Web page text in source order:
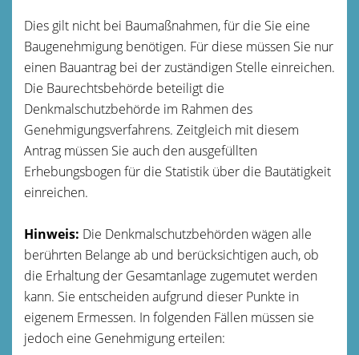
Dies gilt nicht bei Baumaßnahmen, für die Sie eine
Baugenehmigung benötigen. Für diese müssen Sie nur
einen Bauantrag bei der zuständigen Stelle einreichen.
Die Baurechtsbehörde beteiligt die
Denkmalschutzbehörde im Rahmen des
Genehmigungsverfahrens. Zeitgleich mit diesem
Antrag müssen Sie auch den ausgefüllten
Erhebungsbogen für die Statistik über die Bautätigkeit
einreichen.
Hinweis: Die Denkmalschutzbehörden wägen alle
berührten Belange ab und berücksichtigen auch, ob
die Erhaltung der Gesamtanlage zugemutet werden
kann. Sie entscheiden aufgrund dieser Punkte in
eigenem Ermessen. In folgenden Fällen müssen sie
jedoch eine Genehmigung erteilen: